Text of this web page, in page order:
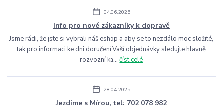
04.06.2025
Info pro nové zákazníky k dopravě
Jsme rádi, že jste si vybrali náš eshop a aby se to nezdálo moc složité,
tak pro informaci ke dni doručení Vaší objednávky sledujte hlavně
rozvozní ka...číst celé
28.04.2025
Jezdíme s Mírou, tel: 702 078 982